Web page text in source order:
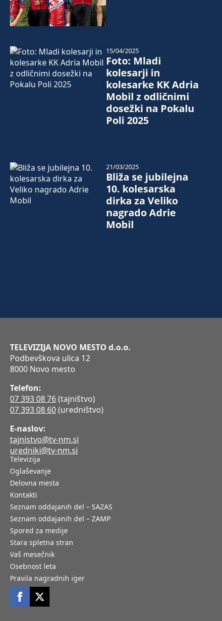
Foto: Mladi
kolesarji in
kolesarke KK Adria
Mobil z odličnimi
dosežki na Pokalu
Poli 2025
15/04/2025
Bliža se jubilejna
10. kolesarska
dirka za Veliko
nagrado Adrie
Mobil
21/03/2025
TELEVIZIJA NOVO MESTO d.o.o.
Podbevškova ulica 12
8000 Novo mesto
Telefon:
07 393 08 76(tajništvo)
07 393 08 60(uredništvo)
E-naslov:
tajnistvo@tv-nm.si
uredniki@tv-nm.si
Televizija
Oglaševanje
Delovna mesta
Kontakti
Seznam oddajanih del – SAZAS
Seznam oddajanih del – ZAMP
Spored za medije
Stara spletna stran
Vaš mesečnik
Osebnost leta
Pravila nagradnih iger